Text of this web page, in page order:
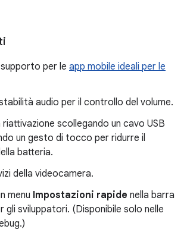
per le app mobile ideali per le
audio per il controllo del volume.
riattivazione scollegando un cavo USB
un gesto di tocco per ridurre il
batteria.
della videocamera.
menu Impostazioni rapide nella barra
gli sviluppatori. (Disponibile solo nelle